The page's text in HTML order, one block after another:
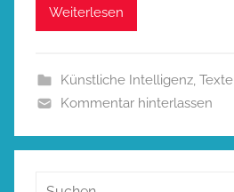
Weiterlesen
Künstliche Intelligenz, Texte
Kommentar hinterlassen
Suchen